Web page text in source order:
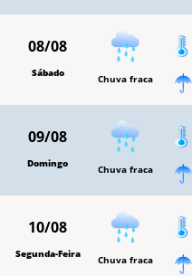
08/08
Sábado Chuva fraca
09/08
Domingo Chuva fraca
10/08
Segunda-Feira Chuva fraca